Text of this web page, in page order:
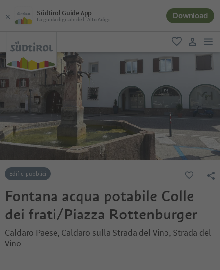
Südtirol Guide App
La guida digitale dell´Alto Adige Download
favoriti
user link
Edifici pubblici
Fontana acqua potabile Colle
dei frati/Piazza Rottenburger
Caldaro Paese, Caldaro sulla Strada del Vino, Strada del
Vino